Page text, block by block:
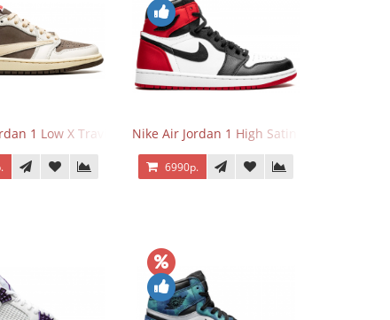
1 Low X Travis Scott Reverse Mocha
Nike Air Jordan 1 High Satin Black Toe
6990р.